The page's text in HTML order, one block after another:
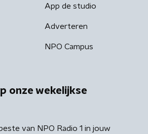
App de studio
Adverteren
NPO Campus
onze wekelijkse
van NPO Radio 1 in jouw